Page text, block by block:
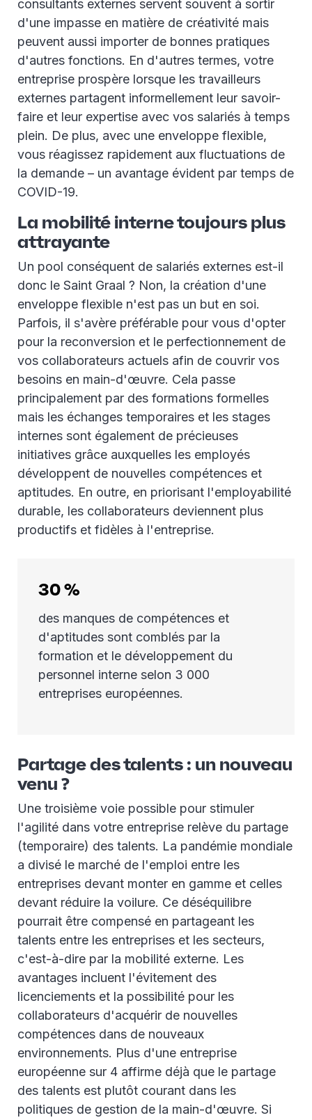
consultants externes servent souvent à sortir
d'une impasse en matière de créativité mais
peuvent aussi importer de bonnes pratiques
d'autres fonctions. En d'autres termes, votre
entreprise prospère lorsque les travailleurs
externes partagent informellement leur savoir-
faire et leur expertise avec vos salariés à temps
plein. De plus, avec une enveloppe flexible,
vous réagissez rapidement aux fluctuations de
la demande – un avantage évident par temps de
COVID-19.
La mobilité interne toujours plus
attrayante
Un pool conséquent de salariés externes est-il
donc le Saint Graal ? Non, la création d'une
enveloppe flexible n'est pas un but en soi.
Parfois, il s'avère préférable pour vous d'opter
pour la reconversion et le perfectionnement de
vos collaborateurs actuels afin de couvrir vos
besoins en main-d'œuvre. Cela passe
principalement par des formations formelles
mais les échanges temporaires et les stages
internes sont également de précieuses
initiatives grâce auxquelles les employés
développent de nouvelles compétences et
aptitudes. En outre, en priorisant l'employabilité
durable, les collaborateurs deviennent plus
productifs et fidèles à l'entreprise.
30 %
des manques de compétences et
d'aptitudes sont comblés par la
formation et le développement du
personnel interne selon 3 000
entreprises européennes.
Partage des talents : un nouveau
venu ?
Une troisième voie possible pour stimuler
l'agilité dans votre entreprise relève du partage
(temporaire) des talents. La pandémie mondiale
a divisé le marché de l'emploi entre les
entreprises devant monter en gamme et celles
devant réduire la voilure. Ce déséquilibre
pourrait être compensé en partageant les
talents entre les entreprises et les secteurs,
c'est-à-dire par la mobilité externe. Les
avantages incluent l'évitement des
licenciements et la possibilité pour les
collaborateurs d'acquérir de nouvelles
compétences dans de nouveaux
environnements. Plus d'une entreprise
européenne sur 4 affirme déjà que le partage
des talents est plutôt courant dans les
politiques de gestion de la main-d'œuvre. Si